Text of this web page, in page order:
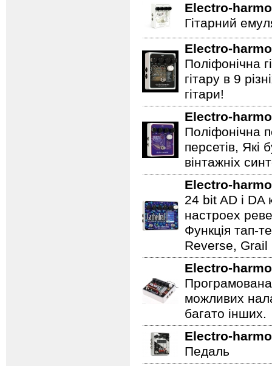
Electro-
Гітарний
Electro-
Поліфонічна
гітару в 9
гітари!
Electro-
Поліфонічна
персетів, Які
вінтажніх
Electro-
24 bit AD і
настроех
Функція тап-
Reverse, Grail
Electro-
можливих
багато інших.
Electro-
Педаль